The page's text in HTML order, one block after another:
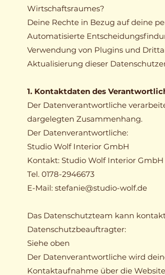
Wirtschaftsraumes?
Deine Rechte in Bezug auf deine
Automatisierte
Verwendung von Plugins und
Aktualisierung dieser
1. Kontaktdaten des
Der Datenverantwortliche
dargelegten Zusammenhang.
Der Datenverantwortliche:
Studio Wolf Interior GmbH
Kontakt: Studio Wolf Interior GmbH
Tel. 0178-2946673
E-Mail: stefanie@studio-wolf.de
Das Datenschutzteam kann
Datenschutzbeauftragter:
Siehe oben
Der Datenverantwortliche wird
Kontaktaufnahme über die